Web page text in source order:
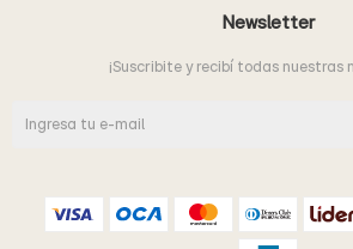
Newsletter
¡Suscribite y recibí todas nuestras